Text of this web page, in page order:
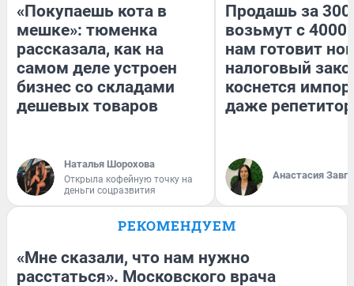
«Покупаешь кота в
мешке»: тюменка
рассказала, как на
самом деле устроен
бизнес со складами
дешевых товаров
Наталья Шорохова
Открыла кофейную точку на
деньги соцразвития
Продашь за
возьмут с
нам готовит
налоговый
коснется
даже
Анастасия
РЕКОМЕНДУЕМ
«Мне сказали, что нам нужно
расстаться». Московского врача